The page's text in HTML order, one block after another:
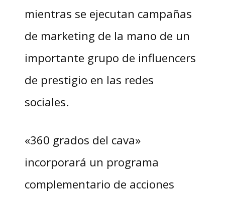
mientras se ejecutan campañas
de marketing de la mano de un
importante grupo de influencers
de prestigio en las redes
sociales.
«360 grados del cava»
incorporará un programa
complementario de acciones